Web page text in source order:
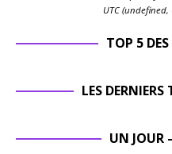
UTC (undefined,
TOP 5
LES
UN JOUR